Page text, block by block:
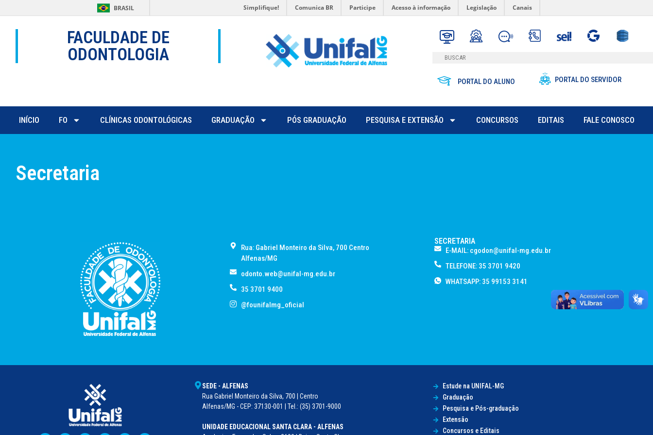
BRASIL Simplifique! Comunica BR Participe Acesso à informação Legislação Canais
FACULDADE DE
ODONTOLOGIA
PORTAL DO ALUNO PORTAL DO SERVIDOR
INÍCIO FO CLÍNICAS ODONTOLÓGICAS GRADUAÇÃO PÓS GRADUAÇÃO PESQUISA E EXTENSÃO CONCURSOS EDITAIS FALE CONOSCO
Secretaria
Rua: Gabriel Monteiro da Silva, 700 Centro
Alfenas/MG
odonto.web@unifal-mg.edu.br
35 3701 9400
@founifalmg_oficial
SECRETARIA
E-MAIL: cgodon@unifal-mg.edu.br
TELEFONE: 35 3701 9420
WHATSAPP: 35 99153 3141
SEDE - ALFENAS
Rua Gabriel Monteiro da Silva, 700 | Centro
Alfenas/MG - CEP: 37130-001 | Tel.: (35) 3701-9000
UNIDADE EDUCACIONAL SANTA CLARA - ALFENAS
Estude na UNIFAL-MG
Graduação
Pesquisa e Pós-graduação
Extensão
Concursos e Editais